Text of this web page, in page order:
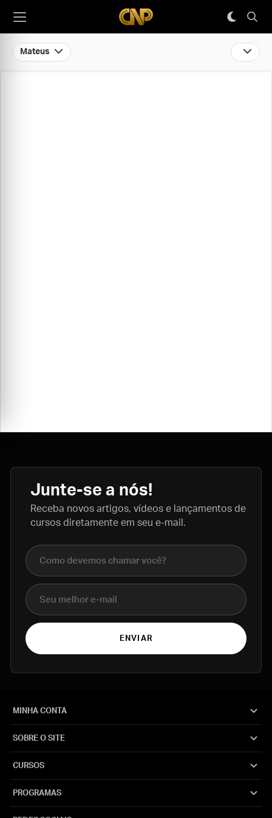
Mateus
Junte-se a nós!
Receba novos artigos, vídeos e lançamentos de
cursos diretamente em seu e-mail.
Nome completo
E-mail
ENVIAR
MINHA CONTA
SOBRE O SITE
CURSOS
PROGRAMAS